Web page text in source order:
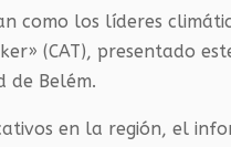
como los líderes
(CAT), presentado
de Belém.
en la región, el